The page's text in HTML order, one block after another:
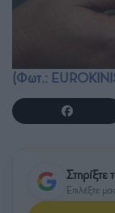
(Φωτ.:
Στηρίξτε
Επιλέξτε